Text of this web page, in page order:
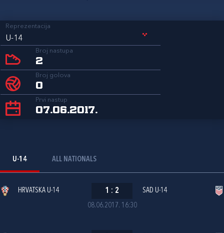
Reprezentacija
U-14
Broj nastupa
2
Broj golova
0
Prvi nastup
07.06.2017.
U-14 ALL NATIONALS
08.06.2017. 16:30
HRVATSKA U-14 1 : 2 SAD U-14